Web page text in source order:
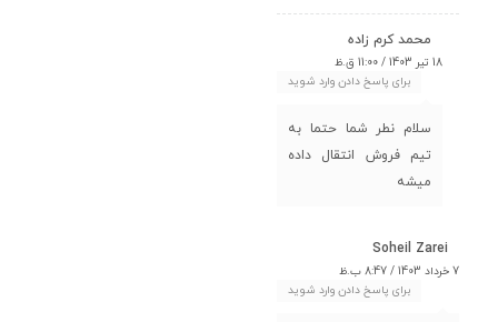
محمد کرم زاده
18 تیر 1403 / 11:00 ق.ظ
برای پاسخ دادن وارد شوید
سلام نطر شما حتما به
تیم فروش انتقال داده
میشه
Soheil Zarei
7 خرداد 1403 / 8:47 ب.ظ
برای پاسخ دادن وارد شوید